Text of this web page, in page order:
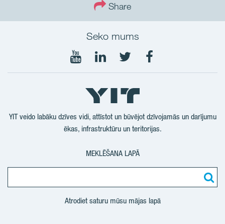
Share
Seko mums
Seko
mums
YouTube
Seko
mums
LinkedIn
Seko
mums
Twtitter
Seko
YIT veido labāku dzīves vidi, attīstot un būvējot dzīvojamās un darījumu
ēkas, infrastruktūru un teritorijas.
MEKLĒŠANA LAPĀ
Atrodiet saturu mūsu mājas lapā